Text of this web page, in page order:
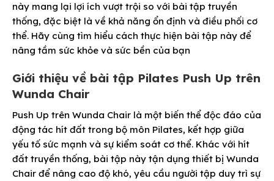
này mang lại lợi ích vượt trội so với bài tập truyền
thống, đặc biệt là về khả năng ổn định và điều phối cơ
thể. Hãy cùng tìm hiểu cách thực hiện bài tập này để
nâng tầm sức khỏe và sức bền của bạn
Giới thiệu về bài tập Pilates Push Up trên
Wunda Chair
Push Up trên Wunda Chair là một biến thể độc đáo của
động tác hít đất trong bộ môn Pilates, kết hợp giữa
yếu tố sức mạnh và sự kiểm soát cơ thể. Khác với hít
đất truyền thống, bài tập này tận dụng thiết bị Wunda
Chair để nâng cao độ khó, yêu cầu người tập duy trì sự